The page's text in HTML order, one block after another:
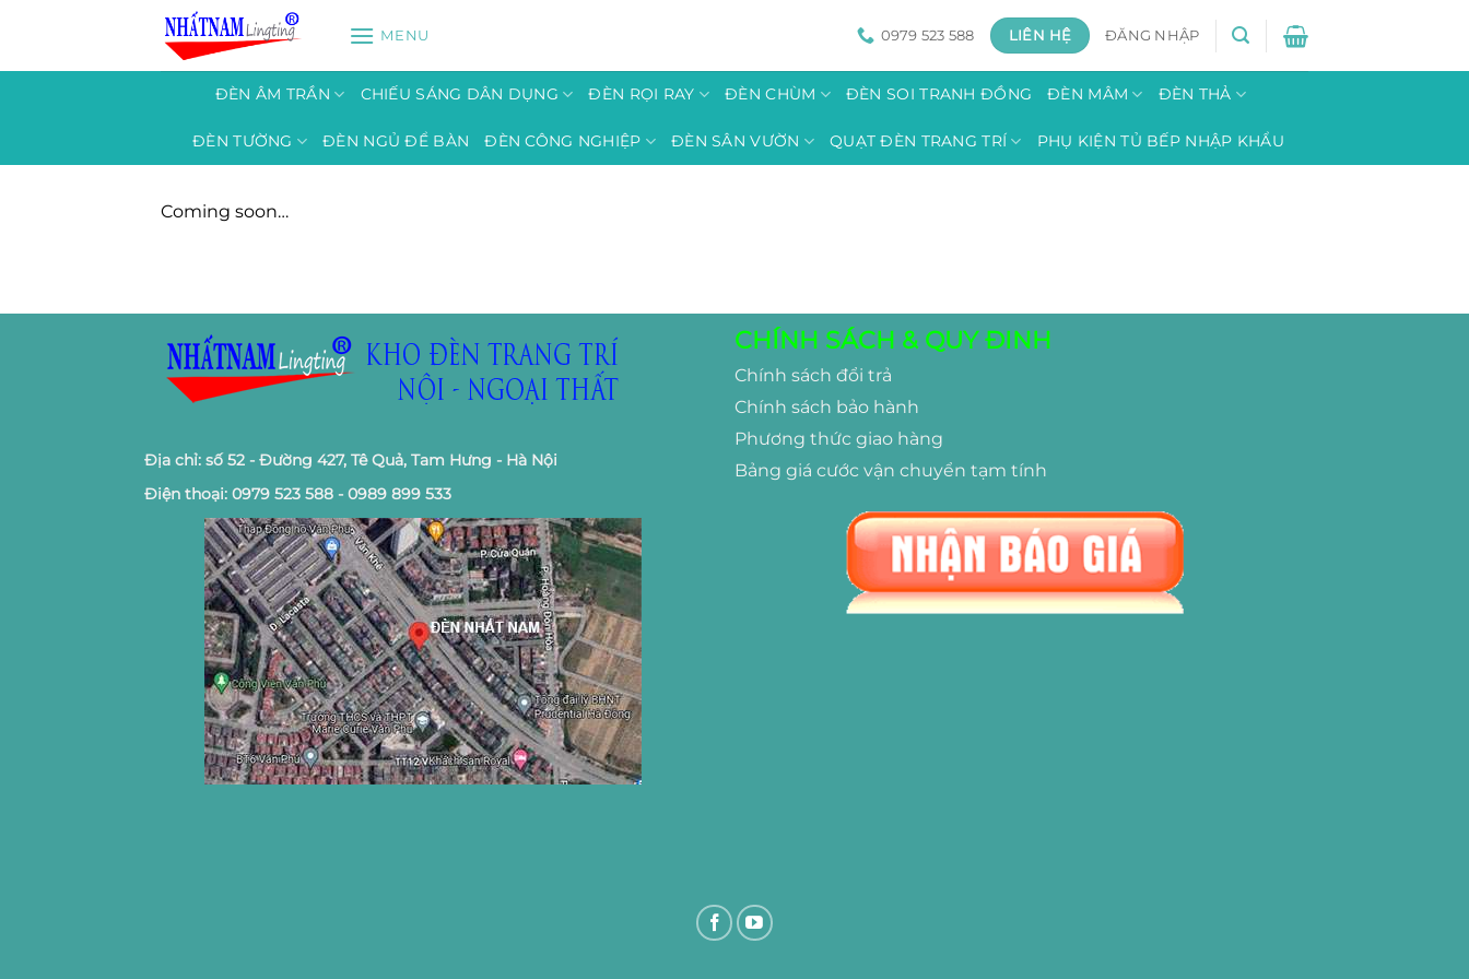
nội
MENU 0979 523 588 LIÊN HỆ ĐĂNG NHẬP
ĐÈN ÂM TRẦN CHIẾU SÁNG DÂN DỤNG ĐÈN RỌI RAY ĐÈN CHÙM ĐÈN SOI TRANH ĐỒNG ĐÈN MÂM ĐÈN THẢ
ĐÈN TƯỜNG ĐÈN NGỦ ĐỂ BÀN ĐÈN CÔNG NGHIỆP ĐÈN SÂN VƯỜN QUẠT ĐÈN TRANG TRÍ PHỤ KIỆN TỦ BẾP NHẬP KHẨU
Coming soon…
Địa chỉ: số 52 - Đường 427, Tê Quả, Tam Hưng - Hà Nội
Điện thoại: 0979 523 588 - 0989 899 533
CHÍNH SÁCH & QUY ĐINH
Chính sách đổi trả
Chính sách bảo hành
Phương thức giao hàng
Bảng giá cước vận chuyển tạm tính